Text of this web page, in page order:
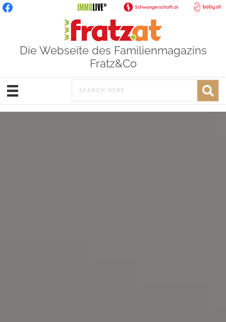
Die Webseite des Familienmagazins
Fratz&Co